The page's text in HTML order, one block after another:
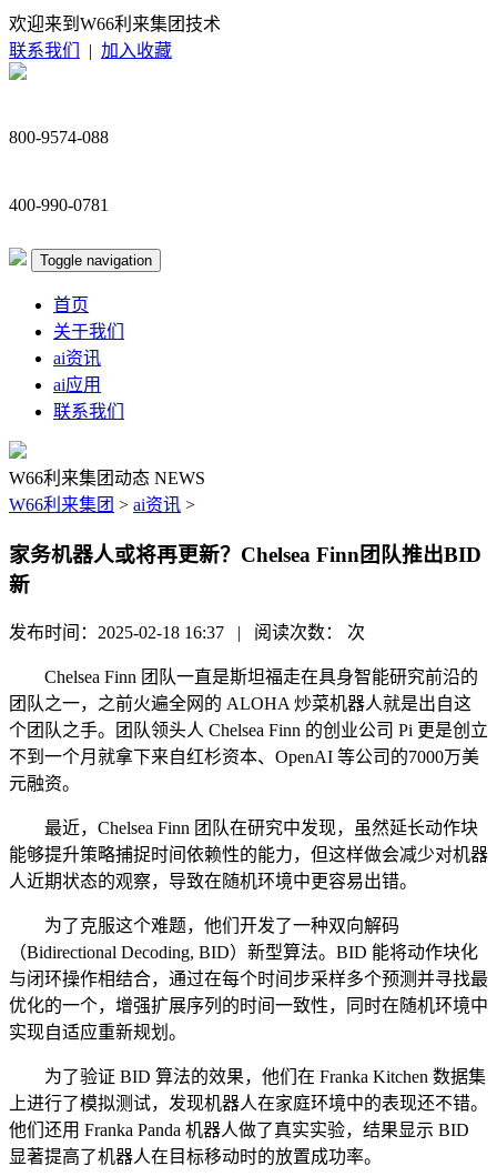
欢迎来到W66利来集团技术
联系我们
| 加入收藏
800-9574-088
400-990-0781
Toggle navigation
首页
关于我们
ai资讯
ai应用
联系我们
W66利来集团动态 NEWS
W66利来集团 > ai资讯 >
家务机器人或将再更新？Chelsea Finn团队推出BID
新
发布时间：2025-02-18 16:37 | 阅读次数： 次
Chelsea Finn 团队一直是斯坦福走在具身智能研究前沿的
团队之一，之前火遍全网的 ALOHA 炒菜机器人就是出自这
个团队之手。团队领头人 Chelsea Finn 的创业公司 Pi 更是创立
不到一个月就拿下来自红杉资本、OpenAI 等公司的7000万美
元融资。
最近，Chelsea Finn 团队在研究中发现，虽然延长动作块
能够提升策略捕捉时间依赖性的能力，但这样做会减少对机器
人近期状态的观察，导致在随机环境中更容易出错。
为了克服这个难题，他们开发了一种双向解码
（Bidirectional Decoding, BID）新型算法。BID 能将动作块化
与闭环操作相结合，通过在每个时间步采样多个预测并寻找最
优化的一个，增强扩展序列的时间一致性，同时在随机环境中
实现自适应重新规划。
为了验证 BID 算法的效果，他们在 Franka Kitchen 数据集
上进行了模拟测试，发现机器人在家庭环境中的表现还不错。
他们还用 Franka Panda 机器人做了真实实验，结果显示 BID
显著提高了机器人在目标移动时的放置成功率。